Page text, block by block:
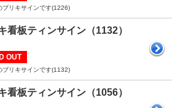
ブリキサインです(1226)
看板ティンサイン（1132）
OUT
ブリキサインです(1132)
看板ティンサイン（1056）